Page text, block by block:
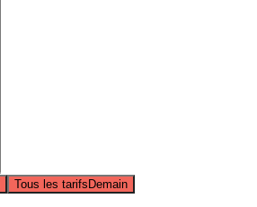
Tous les tarifsDemain